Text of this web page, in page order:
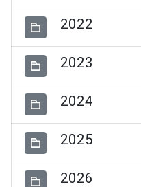
2022
2023
2024
2025
2026